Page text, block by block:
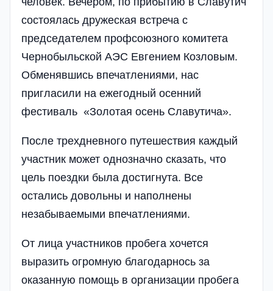
состоялась дружеская встреча с
председателем профсоюзного комитета
Чернобыльской АЭС Евгением Козловым.
Обменявшись впечатлениями, нас
пригласили на ежегодный осенний
фестиваль «Золотая осень Славутича».
После трехдневного путешествия каждый
участник может однозначно сказать, что
цель поездки была достигнута. Все
остались довольны и наполнены
незабываемыми впечатлениями.
От лица участников пробега хочется
выразить огромную благодарнось за
оказанную помощь в организации пробега